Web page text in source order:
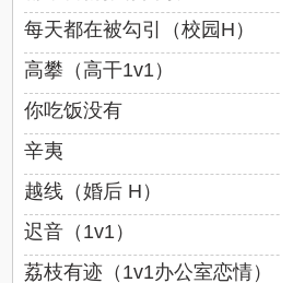
每天都在被勾引（校园H）
高攀（高干1v1）
你吃饭没有
辛夷
越线（婚后 H）
迟音（1v1）
荔枝有迹（1v1办公室恋情）